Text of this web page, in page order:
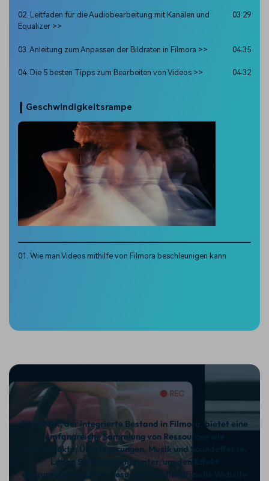
02. Leitfaden für die Audiobearbeitung mit Kanälen und
Equalizer >>
03:29
03. Anleitung zum Anpassen der Bildraten in Filmora >> 04:35
04. Die 5 besten Tipps zum Bearbeiten von Videos >> 04:32
Geschwindigkeitsrampe
01. Wie man Videos mithilfe von Filmora beschleunigen kann
Filmstock, der integrierte Bestand in Filmora, bietet eine
umfangreiche Sammlung von Ressourcen wie
Videoeffekte, Überlagerungen, Musik und Soundeffekte.
Laden Sie Filmora herunter, um den Effekt
auszuprobieren, oder besuchen Sie die offizielle Website